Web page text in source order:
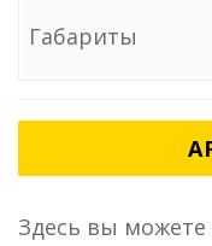
Габариты
Здесь вы можете